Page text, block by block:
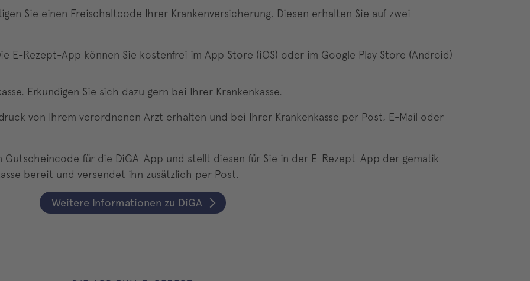
Sie einen Freischaltcode Ihrer Krankenversicherung. Diesen erhalten Sie auf zwei
E-Rezept-App können Sie kostenfrei im App Store (iOS) oder im Google Play Store (Android)
Erkundigen Sie sich dazu gern bei Ihrer Krankenkasse.
von Ihrem verordnenen Arzt erhalten und bei Ihrer Krankenkasse per Post, E-Mail oder
Gutscheincode für die DiGA-App und stellt diesen für Sie in der E-Rezept-App der gematik
bereit und versendet ihn zusätzlich per Post.
Weitere Informationen zu DiGA